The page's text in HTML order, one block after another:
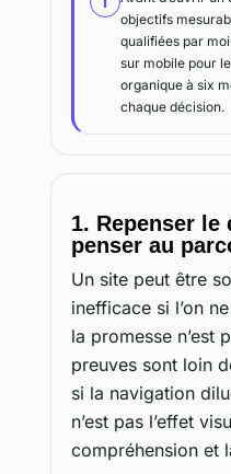
objectifs
qualifiées par
sur mobile pour
organique à six
chaque décision.
1. Repenser le
penser au
Un site peut être
inefficace si l’on
la promesse n’est
preuves sont loin
si la navigation
n’est pas l’effet
compréhension et